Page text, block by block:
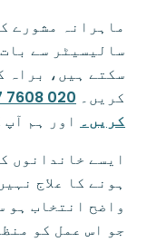
ماہرانہ مشورے
سالیسیٹر سے
سکتے ہیں، براہ
کریں۔ 020 7608 1227
کریں۔ اور ہم
ایسے خاندانوں
ہونے کا علاج
واضح انتخاب ہو
جو اس عمل کو